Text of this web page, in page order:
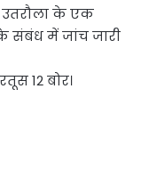
के एक
संबंध में जांच जारी
12 बोर।